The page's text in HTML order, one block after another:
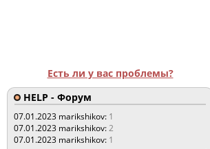
Есть ли у вас проблемы?
HELP - Форум
07.01.2023 marikshikov: 1
07.01.2023 marikshikov:2
07.01.2023 marikshikov: 1